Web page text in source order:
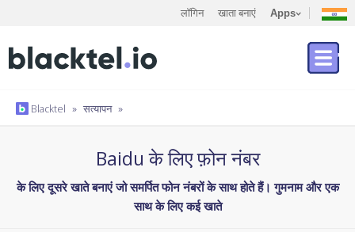
लॉगिन खाता बनाएं Apps
Blacktel » सत्यापन »
Baidu के लिए फ़ोन नंबर
के लिए दूसरे खाते बनाएं जो समर्पित फोन नंबरों के साथ होते हैं। गुमनाम और एक
साथ के लिए कई खाते